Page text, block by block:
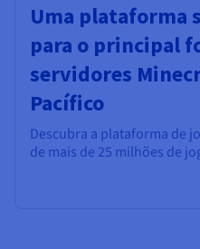
Uma plataforma
para o principal
servidores
Pacífico
Descubra a plataforma de
de mais de 25 milhões de